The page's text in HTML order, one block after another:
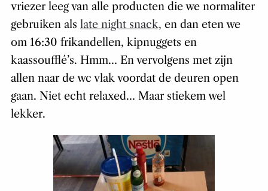
vriezer leeg van alle producten die we normaliter
gebruiken als late night snack, en dan eten we
om 16:30 frikandellen, kipnuggets en
kaassoufflé’s. Hmm… En vervolgens met zijn
allen naar de wc vlak voordat de deuren open
gaan. Niet echt relaxed… Maar stiekem wel
lekker.